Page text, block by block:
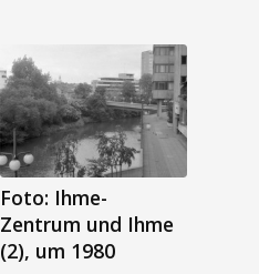
Foto: Ihme-
Zentrum und Ihme
(2), um 1980